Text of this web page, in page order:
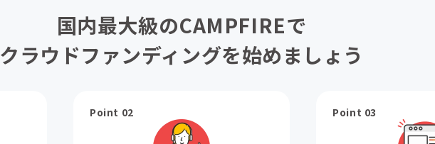
国内最大級のCAMPFIREで
クラウドファンディングを始めましょう
Point 02 Point 03